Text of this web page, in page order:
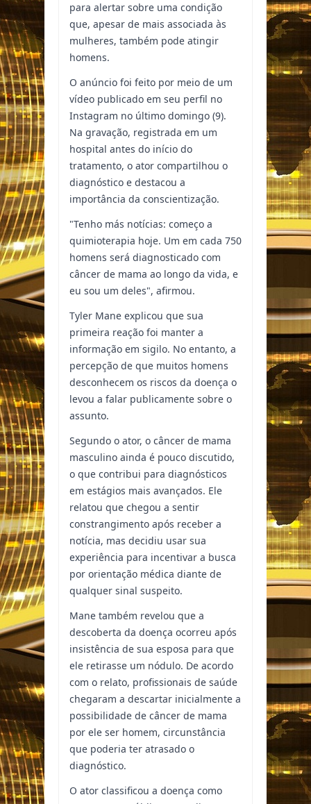
para alertar sobre uma condição
que, apesar de mais associada às
mulheres, também pode atingir
homens.
O anúncio foi feito por meio de um
vídeo publicado em seu perfil no
Instagram no último domingo (9).
Na gravação, registrada em um
hospital antes do início do
tratamento, o ator compartilhou o
diagnóstico e destacou a
importância da conscientização.
"Tenho más notícias: começo a
quimioterapia hoje. Um em cada 750
homens será diagnosticado com
câncer de mama ao longo da vida, e
eu sou um deles", afirmou.
Tyler Mane explicou que sua
primeira reação foi manter a
informação em sigilo. No entanto, a
percepção de que muitos homens
desconhecem os riscos da doença o
levou a falar publicamente sobre o
assunto.
Segundo o ator, o câncer de mama
masculino ainda é pouco discutido,
o que contribui para diagnósticos
em estágios mais avançados. Ele
relatou que chegou a sentir
constrangimento após receber a
notícia, mas decidiu usar sua
experiência para incentivar a busca
por orientação médica diante de
qualquer sinal suspeito.
Mane também revelou que a
descoberta da doença ocorreu após
insistência de sua esposa para que
ele retirasse um nódulo. De acordo
com o relato, profissionais de saúde
chegaram a descartar inicialmente a
possibilidade de câncer de mama
por ele ser homem, circunstância
que poderia ter atrasado o
diagnóstico.
O ator classificou a doença como